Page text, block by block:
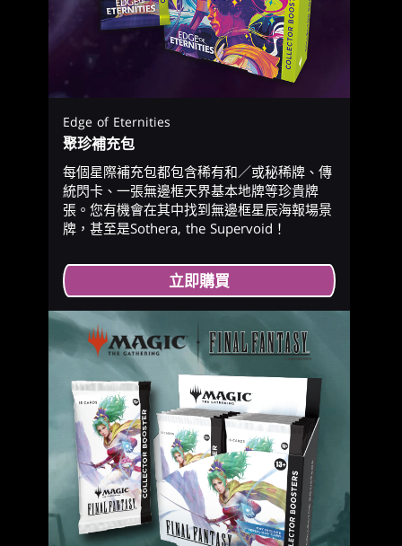
Edge of Eternities
聚珍補充包
每個星際補充包都包含稀有和／或秘稀牌、傳
統閃卡、一張無邊框天界基本地牌等珍貴牌
張。您有機會在其中找到無邊框星辰海報場景
牌，甚至是Sothera, the Supervoid！
立即購買